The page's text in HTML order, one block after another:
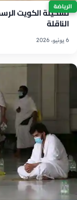
الرياضة
تشكيلة الكويت
الناقلة
6 يونيو، 2026